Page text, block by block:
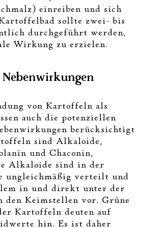
einreiben und sich
sollte zwei- bis
durchgeführt werden,
Wirkung zu erzielen.
von Kartoffeln als
auch die potenziellen
berücksichtigt
sind Alkaloide,
und Chaconin,
Alkaloide sind in der
ungleichmäßig verteilt und
in und direkt unter der
den Keimstellen vor. Grüne
Kartoffeln deuten auf
hin. Es ist daher